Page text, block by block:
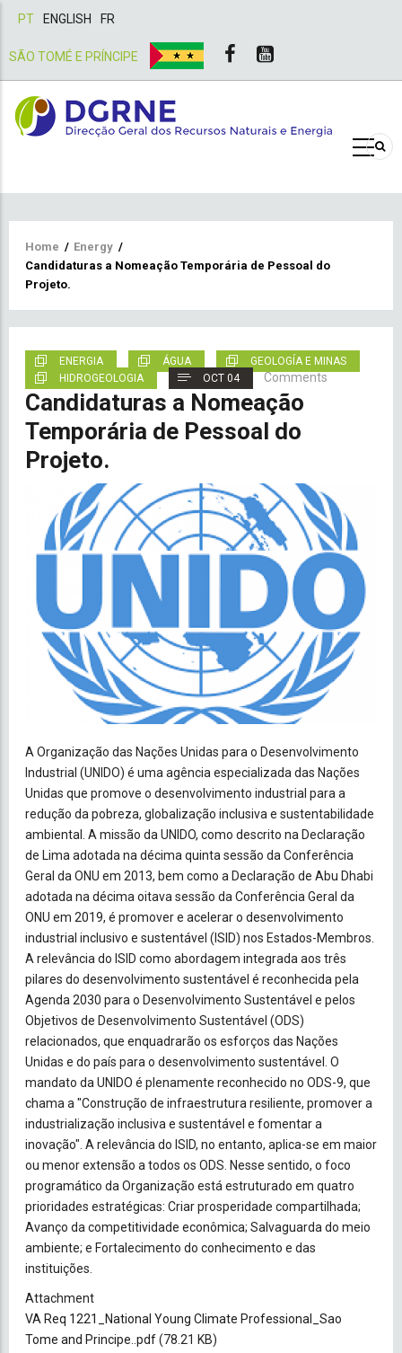
PT ENGLISH FR
SÃO TOMÉ E PRÍNCIPE
Breadcrumb
Home / Energy /
Candidaturas a Nomeação Temporária de Pessoal do
Projeto.
ENERGIA ÁGUA
GEOLOGÍA E MINAS
HIDROGEOLOGIA
OCT 04 Comments
Candidaturas a Nomeação
Temporária de Pessoal do
Projeto.
A Organização das Nações Unidas para o Desenvolvimento
Industrial (UNIDO) é uma agência especializada das Nações
Unidas que promove o desenvolvimento industrial para a
redução da pobreza, globalização inclusiva e sustentabilidade
ambiental. A missão da UNIDO, como descrito na Declaração
de Lima adotada na décima quinta sessão da Conferência
Geral da ONU em 2013, bem como a Declaração de Abu Dhabi
adotada na décima oitava sessão da Conferência Geral da
ONU em 2019, é promover e acelerar o desenvolvimento
industrial inclusivo e sustentável (ISID) nos Estados-Membros.
A relevância do ISID como abordagem integrada aos três
pilares do desenvolvimento sustentável é reconhecida pela
Agenda 2030 para o Desenvolvimento Sustentável e pelos
Objetivos de Desenvolvimento Sustentável (ODS)
relacionados, que enquadrarão os esforços das Nações
Unidas e do país para o desenvolvimento sustentável. O
mandato da UNIDO é plenamente reconhecido no ODS-9, que
chama a "Construção de infraestrutura resiliente, promover a
industrialização inclusiva e sustentável e fomentar a
inovação". A relevância do ISID, no entanto, aplica-se em maior
ou menor extensão a todos os ODS. Nesse sentido, o foco
programático da Organização está estruturado em quatro
prioridades estratégicas: Criar prosperidade compartilhada;
Avanço da competitividade econômica; Salvaguarda do meio
ambiente; e Fortalecimento do conhecimento e das
instituições.
Attachment
VA Req 1221_National Young Climate Professional_Sao
Tome and Principe..pdf(78.21 KB)